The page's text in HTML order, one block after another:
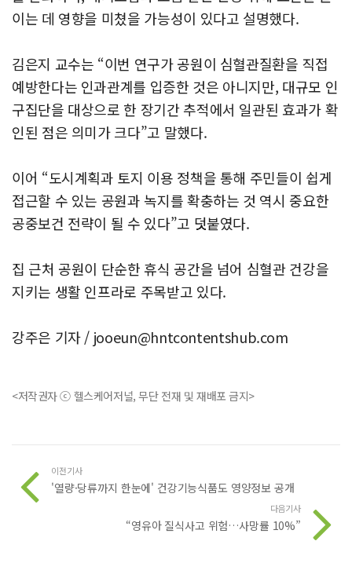
이는 데 영향을 미쳤을 가능성이 있다고 설명했다.
김은지 교수는 “이번 연구가 공원이 심혈관질환을 직접
예방한다는 인과관계를 입증한 것은 아니지만, 대규모 인
구집단을 대상으로 한 장기간 추적에서 일관된 효과가 확
인된 점은 의미가 크다”고 말했다.
이어 “도시계획과 토지 이용 정책을 통해 주민들이 쉽게
접근할 수 있는 공원과 녹지를 확충하는 것 역시 중요한
공중보건 전략이 될 수 있다”고 덧붙였다.
집 근처 공원이 단순한 휴식 공간을 넘어 심혈관 건강을
지키는 생활 인프라로 주목받고 있다.
강주은 기자 / jooeun@hntcontentshub.com
<저작권자 ⓒ 헬스케어저널, 무단 전재 및 재배포 금지>
이전기사
'열량·당류까지 한눈에' 건강기능식품도 영양정보 공개
다음기사
“영유아 질식사고 위험…사망률 10%”